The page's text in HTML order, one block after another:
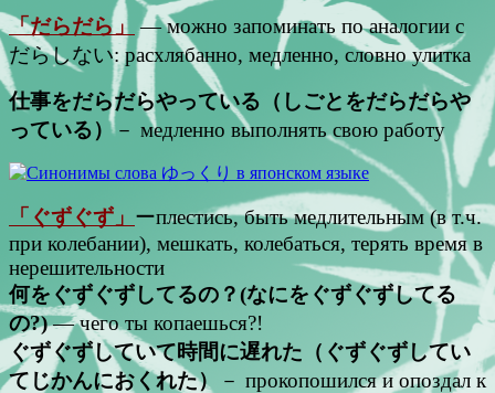
「だらだら」 — можно запоминать по аналогии с
だらしない: расхлябанно, медленно, словно улитка
仕事をだらだらやっている（しごとをだらだらや
っている）－ медленно выполнять свою работу
「ぐずぐず」 ーплестись, быть медлительным (в т.ч.
при колебании), мешкать, колебаться, терять время в
нерешительности
何をぐずぐずしてるの？(なにをぐずぐずしてる
の?)— чего ты копаешься?!
ぐずぐずしていて時間に遅れた（ぐずぐずしてい
てじかんにおくれた）
－ прокопошился и опоздал к